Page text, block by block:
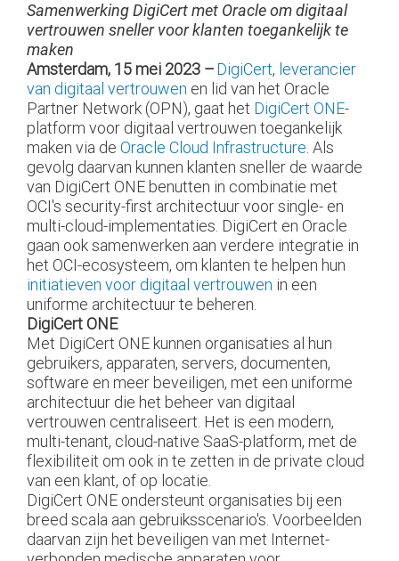
Samenwerking DigiCert met Oracle om digitaal
vertrouwen sneller voor klanten toegankelijk te
maken
Amsterdam, 15 mei 2023 –DigiCert, leverancier
van digitaal vertrouwen en lid van het Oracle
Partner Network (OPN), gaat het DigiCert ONE-
platform voor digitaal vertrouwen toegankelijk
maken via de Oracle Cloud Infrastructure. Als
gevolg daarvan kunnen klanten sneller de waarde
van DigiCert ONE benutten in combinatie met
OCI's security-first architectuur voor single- en
multi-cloud-implementaties. DigiCert en Oracle
gaan ook samenwerken aan verdere integratie in
het OCI-ecosysteem, om klanten te helpen hun
initiatieven voor digitaal vertrouwen in een
uniforme architectuur te beheren.
DigiCert ONE
Met DigiCert ONE kunnen organisaties al hun
gebruikers, apparaten, servers, documenten,
software en meer beveiligen, met een uniforme
architectuur die het beheer van digitaal
vertrouwen centraliseert. Het is een modern,
multi-tenant, cloud-native SaaS-platform, met de
flexibiliteit om ook in te zetten in de private cloud
van een klant, of op locatie.
DigiCert ONE ondersteunt organisaties bij een
breed scala aan gebruiksscenario's. Voorbeelden
daarvan zijn het beveiligen van met Internet-